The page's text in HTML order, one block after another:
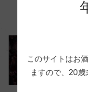
Wine Advocate 獲得点
ー
この
このサイトはお
ますので、 20歳